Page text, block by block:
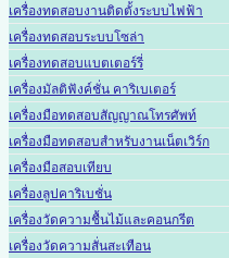
เครื่องทดสอบงานติดตั้งระบบไฟฟ้า
เครื่องทดสอบระบบโซล่า
เครื่องทดสอบแบตเตอร์รี่
เครื่องมัลติฟังค์ชั่น คาริเบเตอร์
เครื่องมือทดสอบสัญญาณโทรศัพท์
เครื่องมือทดสอบสำหรับงานเน็ตเวิร์ก
เครื่องมือสอบเทียบ
เครื่องลูปคาริเบชั่น
เครื่องวัดความชื้นไม้และคอนกรีต
เครื่องวัดความสั่นสะเทือน